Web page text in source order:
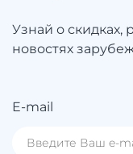
Узнай о скидках,
новостях
E-mail